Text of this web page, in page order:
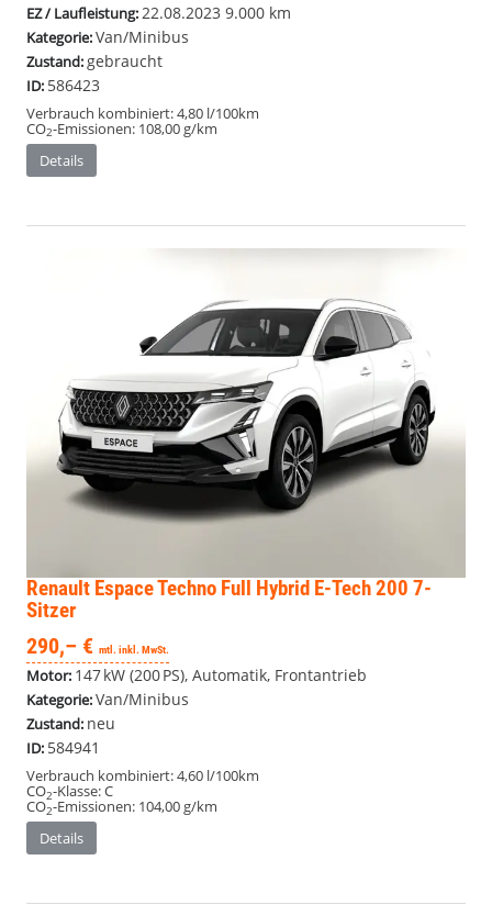
EZ / Laufleistung:22.08.2023 9.000 km
Kategorie:Van/Minibus
Zustand:gebraucht
ID: 586423
Verbrauch kombiniert:4,80 l/100km
CO2-Emissionen: 108,00 g/km
Details
Renault EspaceTechno Full Hybrid E-Tech 200 7-
Sitzer
290,– € mtl. inkl. MwSt.
Motor: 147 kW (200 PS), Automatik, Frontantrieb
Kategorie:Van/Minibus
Zustand: neu
ID: 584941
Verbrauch kombiniert:4,60 l/100km
CO2-Klasse:C
CO2-Emissionen: 104,00 g/km
Details